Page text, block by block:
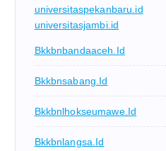
universitaspekanbaru.id
universitasjambi.id
Bkkbnbandaaceh.id
Bkkbnsabang.id
Bkkbnlhokseumawe.id
Bkkbnlangsa.id